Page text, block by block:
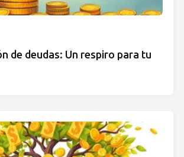
de deudas: Un respiro para tu